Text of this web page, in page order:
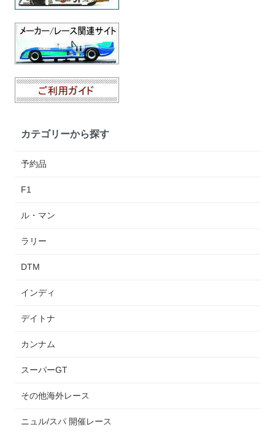
カテゴリーから探す
予約品
F1
ル・マン
ラリー
DTM
インディ
デイトナ
カンナム
スーパーGT
その他海外レース
ニュル/スパ 開催レース